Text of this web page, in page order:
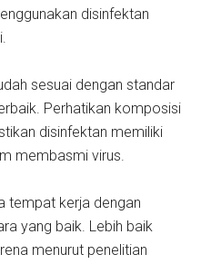
disinfektan
sesuai dengan standar
Perhatikan komposisi
disinfektan memiliki
membasmi virus.
tempat kerja dengan
yang baik. Lebih baik
menurut penelitian